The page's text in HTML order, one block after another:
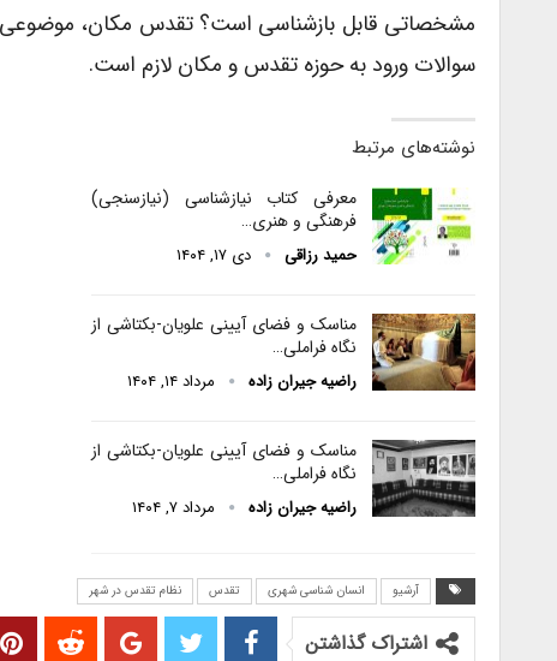
مشخصاتی قابل بازشناسی است؟ تقدس مکان، موضوعی
سوالات ورود به حوزه تقدس و مکان لازم است.
نوشته‌های مرتبط
معرفی کتاب نیازشناسی (نیازسنجی)
فرهنگی و هنری…
حمید رزاقی دی ۱۷, ۱۴۰۴
مناسک و فضای آیینی علویان-بکتاشی از
نگاه فراملی…
راضیه جیران زاده مرداد ۱۴, ۱۴۰۴
مناسک و فضای آیینی علویان-بکتاشی از
نگاه فراملی…
راضیه جیران زاده مرداد ۷, ۱۴۰۴
آرشیو انسان شناسی شهری تقدس نظام تقدس در شهر
اشتراک گذاشتن